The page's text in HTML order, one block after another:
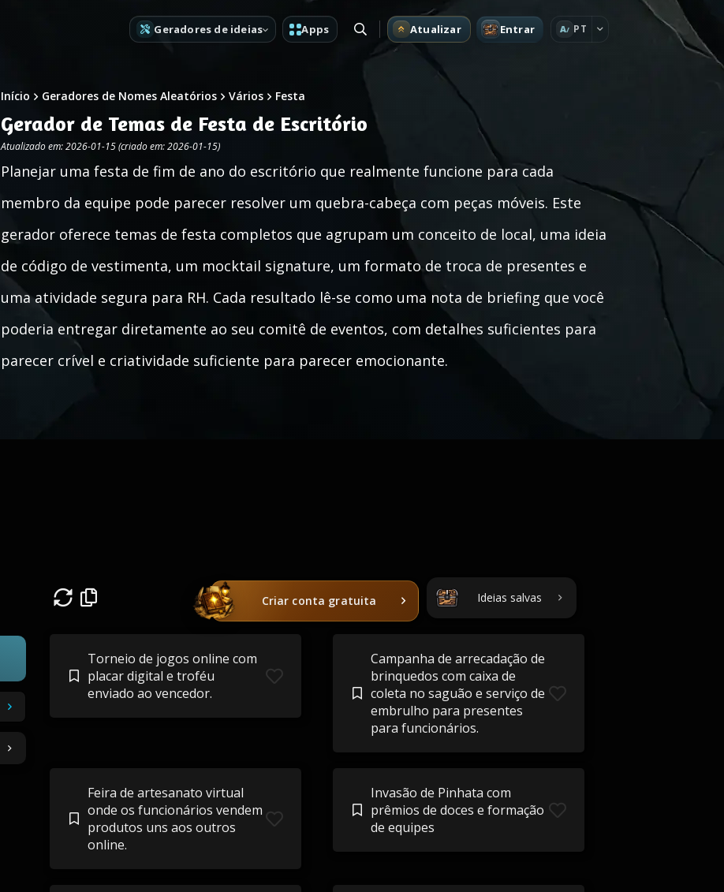
Geradores de ideias Apps Atualizar Entrar A PT
Início Geradores de Nomes Aleatórios Vários Festa
Gerador de Temas de Festa de Escritório
Atualizado em: 2026-01-15 (criado em: 2026-01-15)
Planejar uma festa de fim de ano do escritório que realmente funcione para cada
membro da equipe pode parecer resolver um quebra-cabeça com peças móveis. Este
gerador oferece temas de festa completos que agrupam um conceito de local, uma ideia
de código de vestimenta, um mocktail signature, um formato de troca de presentes e
uma atividade segura para RH. Cada resultado lê-se como uma nota de briefing que você
poderia entregar diretamente ao seu comitê de eventos, com detalhes suficientes para
parecer crível e criatividade suficiente para parecer emocionante.
Criar conta gratuita Ideias salvas
Torneio de jogos online com
placar digital e troféu
enviado ao vencedor.
Campanha de arrecadação de
brinquedos com caixa de
coleta no saguão e serviço de
embrulho para presentes
para funcionários.
Feira de artesanato virtual
onde os funcionários vendem
produtos uns aos outros
online.
Invasão de Pinhata com
prêmios de doces e formação
de equipes